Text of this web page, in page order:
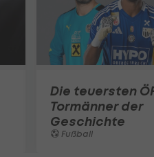
Die teuersten
Tormänner der
Geschichte
Fußball